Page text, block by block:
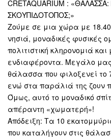
CRETAQUARIUM :
ΣΚΟΥΠΙΔΟΤΟΠΟΣ;»
Ζούμε σε μια χώρα με
νησιά, μοναδικές φυσικές
πολιτιστική κληρονομιά
ενδιαφέροντα. Μεγάλο μας
θάλασσα που φιλοξενεί το
ενώ στα παράλιά της ζουν
Όμως, αυτό το μοναδικό
απέραντη «χωματερή»!
Απόδειξη: Τα 10
που καταλήγουν στις